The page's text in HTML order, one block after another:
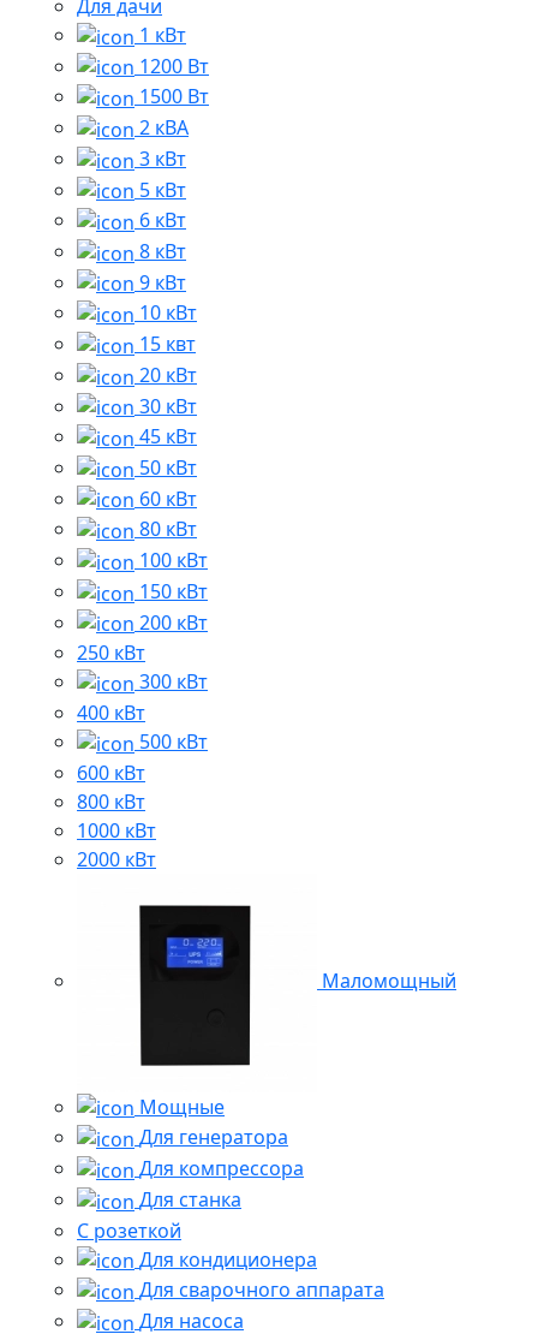
Для дачи
1 кВт
1200 Вт
1500 Вт
2 кВА
3 кВт
5 кВт
6 кВт
8 кВт
9 кВт
10 кВт
15 квт
20 кВт
30 кВт
45 кВт
50 кВт
60 кВт
80 кВт
100 кВт
150 кВт
200 кВт
250 кВт
300 кВт
400 кВт
500 кВт
600 кВт
800 кВт
1000 кВт
2000 кВт
Маломощный
Мощные
Для генератора
Для компрессора
Для станка
C розеткой
Для кондиционера
Для сварочного аппарата
Для насоса